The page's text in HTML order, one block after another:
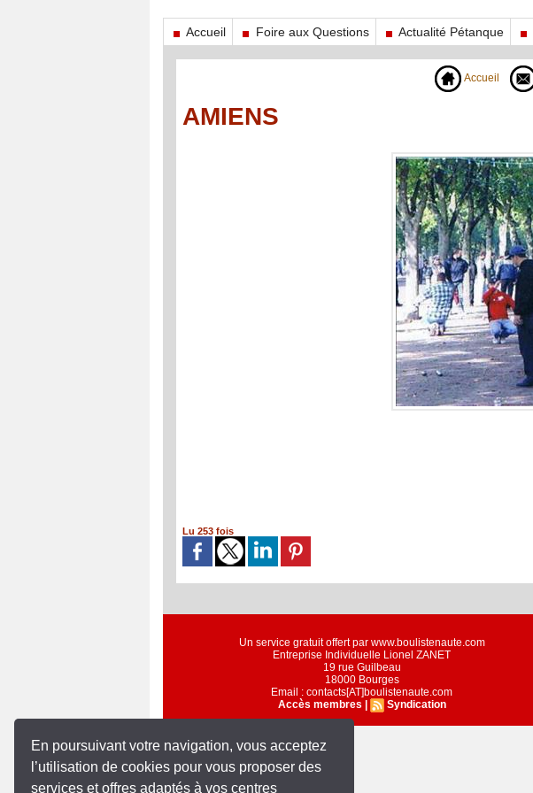
En poursuivant votre navigation, vous acceptez
l’utilisation de cookies pour vous proposer des
services et offres adaptés à vos centres
Accueil Foire aux Questions Actualité Pétanque
Accueil
AMIENS
Lu 253 fois
Un service gratuit offert par www.boulistenaute.com
Entreprise Individuelle Lionel ZANET
19 rue Guilbeau
18000 Bourges
Email : contacts[AT]boulistenaute.com
Accès membres
Syndication